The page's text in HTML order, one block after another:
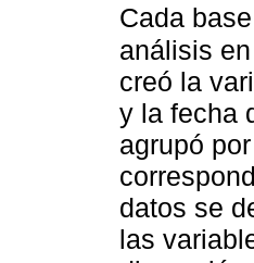
Cada
análisis
creó la
y la fecha
agrupó
datos se
las